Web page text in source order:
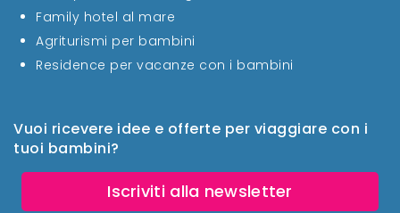
Vuoi ricevere idee e offerte per viaggiare con i
tuoi bambini?
Iscriviti alla newsletter
Family hotel al mare
Agriturismi per bambini
Residence per vacanze con i bambini